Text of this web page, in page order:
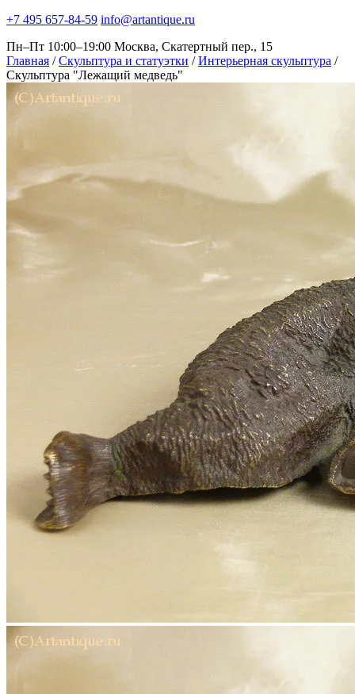
+7 495 657-84-59 info@artantique.ru
Пн–Пт 10:00–19:00 Москва, Скатертный пер., 15
Главная / Скульптура и статуэтки / Интерьерная скульптура /
Скульптура "Лежащий медведь"